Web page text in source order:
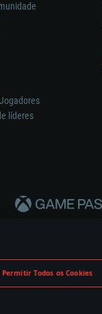
Permitir Todos os Cookies
líderes